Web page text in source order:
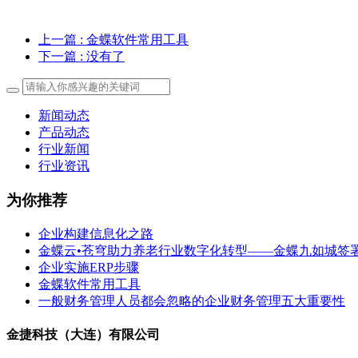
上一篇 : 金蝶软件常用工具
下一篇 : 没有了
新闻动态
产品动态
行业新闻
行业资讯
为你推荐
企业构建信息化之路
金蝶云•苍穹助力养老行业数字化转型——金蝶九如城签
企业实施ERP步骤
金蝶软件常用工具
一般财务管理人员都会忽略的企业财务管理五大重要性
金捷科技（大连）有限公司